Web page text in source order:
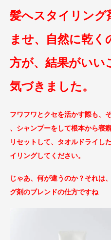
髪へスタイリング
ませ、自然に乾く
方が、結果がいい
気づきました。
フワフワとクセを活かす際も、
、シャンプーをして根本から寝
リセットして、タオルドライし
イリングしてください。
じゃあ、何が違うのか？それは
グ剤のブレンドの仕方ですね